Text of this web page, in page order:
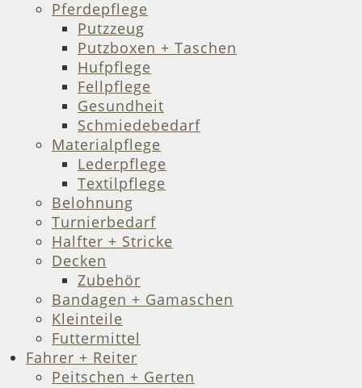
Pferdepflege
Putzzeug
Putzboxen + Taschen
Hufpflege
Fellpflege
Gesundheit
Schmiedebedarf
Materialpflege
Lederpflege
Textilpflege
Belohnung
Turnierbedarf
Halfter + Stricke
Decken
Zubehör
Bandagen + Gamaschen
Kleinteile
Futtermittel
Fahrer + Reiter
Peitschen + Gerten